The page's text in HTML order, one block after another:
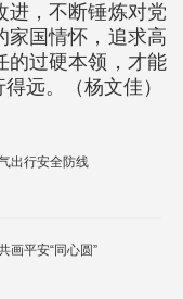
进，不断锤炼对党
家国情怀，追求高
的过硬本领，才能
远。（杨文佳）
出行安全防线
安金安：靠前监督除隐患 共画平安“同心圆”